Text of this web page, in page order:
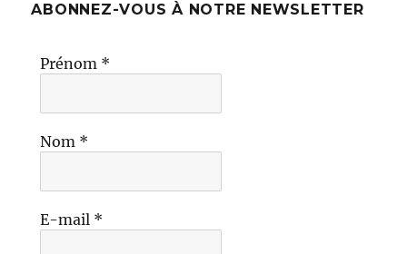
ABONNEZ-VOUS À NOTRE NEWSLETTER
Prénom *
Nom *
E-mail *